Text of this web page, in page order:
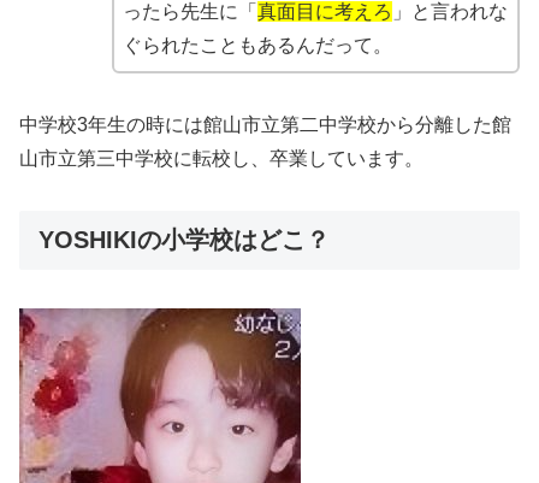
ったら先生に「 真面目に考えろ 」と言われな
ぐられたこともあるんだって。
中学校3年生の時には館山市立第二中学校から分離した館
山市立第三中学校に転校し、卒業しています。
YOSHIKIの小学校はどこ？